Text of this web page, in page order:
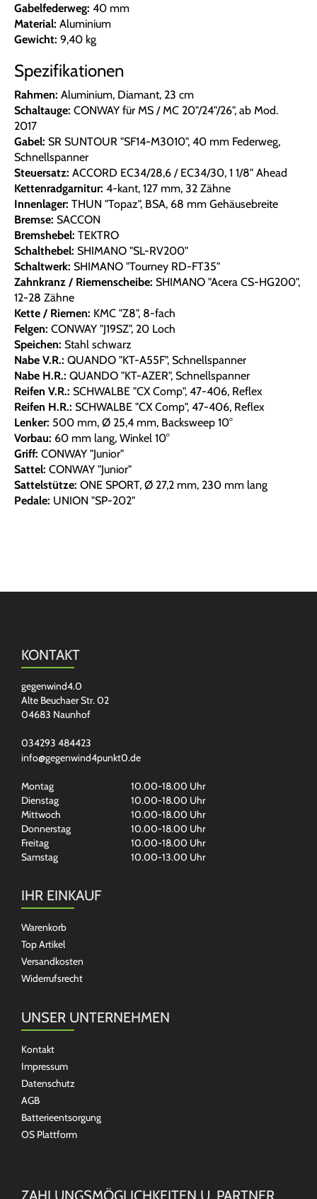
Gabelfederweg: 40 mm
Material: Aluminium
Gewicht: 9,40 kg
Spezifikationen
Rahmen: Aluminium, Diamant, 23 cm
Schaltauge: CONWAY für MS / MC 20"/24"/26", ab Mod.
2017
Gabel: SR SUNTOUR "SF14-M3010", 40 mm Federweg,
Schnellspanner
Steuersatz: ACCORD EC34/28,6 / EC34/30, 1 1/8" Ahead
Kettenradgarnitur: 4-kant, 127 mm, 32 Zähne
Innenlager: THUN "Topaz", BSA, 68 mm Gehäusebreite
Bremse: SACCON
Bremshebel: TEKTRO
Schalthebel: SHIMANO "SL-RV200"
Schaltwerk: SHIMANO "Tourney RD-FT35"
Zahnkranz / Riemenscheibe: SHIMANO "Acera CS-HG200",
12-28 Zähne
Kette / Riemen: KMC "Z8", 8-fach
Felgen: CONWAY "J19SZ", 20 Loch
Speichen: Stahl schwarz
Nabe V.R.: QUANDO "KT-A55F", Schnellspanner
Nabe H.R.: QUANDO "KT-AZER", Schnellspanner
Reifen V.R.: SCHWALBE "CX Comp", 47-406, Reflex
Reifen H.R.: SCHWALBE "CX Comp", 47-406, Reflex
Lenker: 500 mm, Ø 25,4 mm, Backsweep 10°
Vorbau: 60 mm lang, Winkel 10°
Griff: CONWAY "Junior"
Sattel: CONWAY "Junior"
Sattelstütze: ONE SPORT, Ø 27,2 mm, 230 mm lang
Pedale: UNION "SP-202"
KONTAKT
gegenwind4.0
Alte Beuchaer Str. 02
04683 Naunhof
034293 484423
info@gegenwind4punkt0.de
Montag
10.00-18.00 Uhr
Dienstag
10.00-18.00 Uhr
Mittwoch
10.00-18.00 Uhr
Donnerstag
10.00-18.00 Uhr
Freitag
10.00-18.00 Uhr
Samstag
10.00-13.00 Uhr
IHR EINKAUF
Warenkorb
Top Artikel
Versandkosten
Widerrufsrecht
UNSER UNTERNEHMEN
Kontakt
Impressum
Datenschutz
AGB
Batterieentsorgung
OS Plattform
ZAHLUNGSMÖGLICHKEITEN U. PARTNER